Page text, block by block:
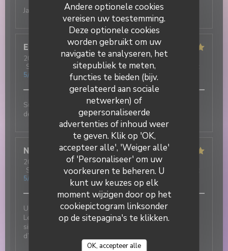
Andere optionele cookies
vereisen uw toestemming.
Deze optionele cookies
worden gebruikt om uw
navigatie te analyseren, het
sitepubliek te meten,
functies te bieden (bijv.
gerelateerd aan sociale
netwerken) of
gepersonaliseerde
advertenties of inhoud weer
te geven. Klik op 'OK,
accepteer alle', 'Weiger alle'
of 'Personaliseer' om uw
voorkeuren te beheren. U
kunt uw keuzes op elk
moment wijzigen door op het
cookiepictogram linksonder
op de sitepagina's te klikken.
OK, accepteer alle
Jamais déçu !! Excellent
Elisa
2026-07-31 - 19:30 - Gasten 3
Service
Atmosfeer:5/5 Keuken: 5/5 Kwaliteit / Prijs
:
5/5
Super ambiance, service impeccable et tout est
délicieux !!!
Nicolas
T
2026-07-31
- 12:30 - Gasten 2
Service
Atmosfeer:5/5 Keuken:5/5 Kwaliteit / Prijs
:
5/5
Une excellente adresse italienne au cœur du village !
Les plats sont délicieux et le service est tout
simplement incroyable : chaleureux, attentionné et
d’une grande gentillesse.
DUETTO